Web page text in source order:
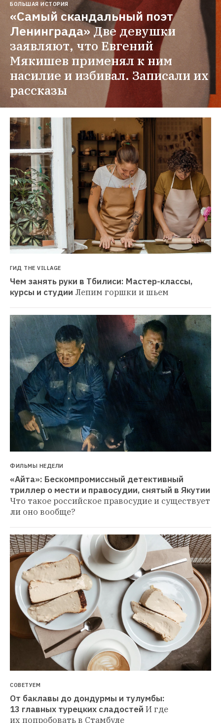
БОЛЬШАЯ ИСТОРИЯ
«Самый скандальный поэт
Ленинграда»Две девушки
заявляют, что Евгений
Мякишев применял к ним
насилие и избивал. Записали их
рассказы
ГИД THE VILLAGE
Чем занять руки в Тбилиси: Мастер-классы,
курсы и студии Лепим горшки и шьем
ФИЛЬМЫ НЕДЕЛИ
«Айта»: Бескомпромиссный детективный
триллер о мести и правосудии, снятый в Якутии
Что такое российское правосудие и существует
ли оно вообще?
СОВЕТУЕМ
От баклавы до дондурмы и тулумбы:
13 главных турецких сладостей И где
их попробовать в Стамбуле